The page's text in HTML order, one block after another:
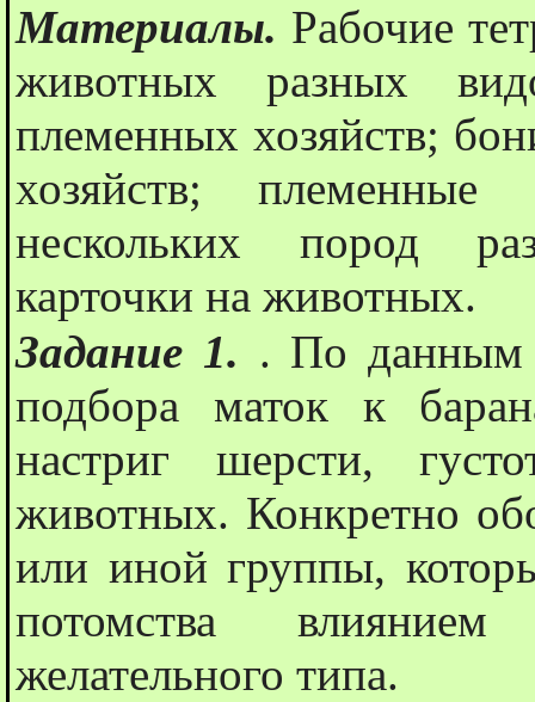
Материалы. Рабочие
животных разных
племенных хозяйств;
хозяйств;
нескольких пород
карточки на животных.
Задание 1. . По данным
подбора маток к
настриг шерсти,
животных. Конкретно
или иной группы,
потомства
желательного типа.